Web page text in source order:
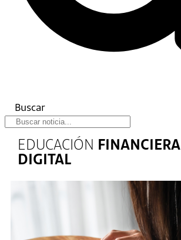
Buscar
EDUCACIÓN FINANCIERA
DIGITAL